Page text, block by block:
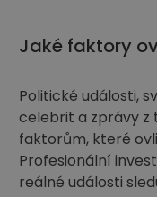
Jaké faktory
Politické události,
celebrit a zprávy z
faktorům, které
Profesionální
reálné události